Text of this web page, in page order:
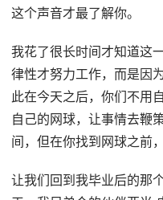
这个声音才最了解你。
我花了很长时间才知道这
律性才努力工作，而是因
此在今天之后，你们不用
自己的网球，让事情去鞭
间，但在你找到网球之前
让我们回到我毕业后的那